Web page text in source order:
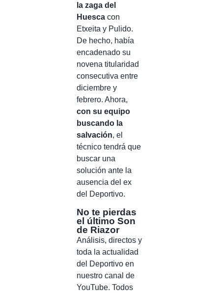
la zaga del
Huesca con
Etxeita y Pulido.
De hecho, había
encadenado su
novena titularidad
consecutiva entre
diciembre y
febrero. Ahora,
con su equipo
buscando la
salvación, el
técnico tendrá que
buscar una
solución ante la
ausencia del ex
del Deportivo.
No te pierdas
el último Son
de Riazor
Análisis, directos y
toda la actualidad
del Deportivo en
nuestro canal de
YouTube. Todos